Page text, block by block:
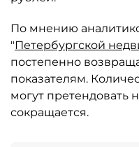
По мнению
"Петербургской
постепенно
показателям.
могут претендовать
сокращается.